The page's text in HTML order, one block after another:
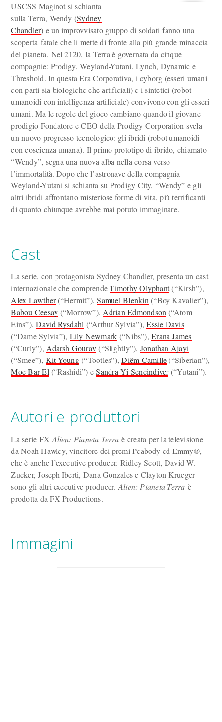
USCSS Maginot si schianta
sulla Terra, Wendy (Sydney
Chandler) e un improvvisato gruppo di soldati fanno una
scoperta fatale che li mette di fronte alla più grande minaccia
del pianeta. Nel 2120, la Terra è governata da cinque
compagnie: Prodigy, Weyland-Yutani, Lynch, Dynamic e
Threshold. In questa Era Corporativa, i cyborg (esseri umani
con parti sia biologiche che artificiali) e i sintetici (robot
umanoidi con intelligenza artificiale) convivono con gli esseri
umani. Ma le regole del gioco cambiano quando il giovane
prodigio Fondatore e CEO della Prodigy Corporation svela
un nuovo progresso tecnologico: gli ibridi (robot umanoidi
con coscienza umana). Il primo prototipo di ibrido, chiamato
“Wendy”, segna una nuova alba nella corsa verso
l’immortalità. Dopo che l’astronave della compagnia
Weyland-Yutani si schianta su Prodigy City, “Wendy” e gli
altri ibridi affrontano misteriose forme di vita, più terrificanti
di quanto chiunque avrebbe mai potuto immaginare.
Cast
La serie, con protagonista Sydney Chandler, presenta un cast
internazionale che comprendeTimothy Olyphant(“Kirsh”),
Alex Lawther(“Hermit”),Samuel Blenkin (“Boy Kavalier”),
Babou Ceesay (“Morrow”), Adrian Edmondson (“Atom
Eins”),David Rysdahl (“Arthur Sylvia”),Essie Davis
(“Dame Sylvia”), Lily Newmark (“Nibs”),Erana James
(“Curly”), Adarsh Gourav(“Slightly”), Jonathan Ajayi
(“Smee”), Kit Young(“Tootles”),Diêm Camille(“Siberian”),
Moe Bar-El (“Rashidi”) eSandra Yi Sencindiver(“Yutani”).
Autori e produttori
La serie FXAlien: Pianeta Terra è creata per la televisione
da Noah Hawley, vincitore dei premi Peabody ed Emmy®,
che è anche l’executive producer. Ridley Scott, David W.
Zucker, Joseph Iberti, Dana Gonzales e Clayton Krueger
sono gli altri executive producer. Alien: Pianeta Terra è
prodotta da FX Productions.
Immagini